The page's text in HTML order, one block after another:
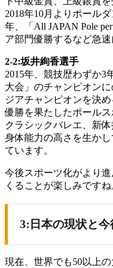
2018年10月よりポール
年、「All JAPAN Pole
ア部門優勝するなど急
2-2:坂井絢香選手
2015年、競技歴わずか3
大会」のチャンピオン
ジアチャンピオンを決め
優勝を果たしたポールス
クラシックバレエ、新
身体能力の高さを生か
ています。
今後スポーツ化がより
くることが楽しみですね
3:日本の現状と今
現在、世界でも50以上